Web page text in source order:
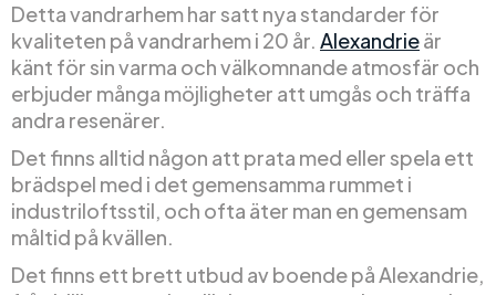
Detta vandrarhem har satt nya standarder för
kvaliteten på vandrarhem i 20 år. Alexandrieär
känt för sin varma och välkomnande atmosfär och
erbjuder många möjligheter att umgås och träffa
andra resenärer.
Det finns alltid någon att prata med eller spela ett
brädspel med i det gemensamma rummet i
industriloftsstil, och ofta äter man en gemensam
måltid på kvällen.
Det finns ett brett utbud av boende på Alexandrie,